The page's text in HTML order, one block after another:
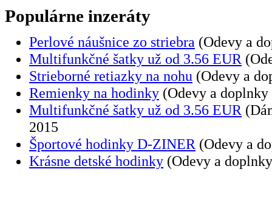
Populárne inzeráty
Perlové náušnice zo striebra (Odevy a
Multifunkčné šatky už od 3.56 EUR
Strieborné retiazky na nohu (Odevy a
Remienky na hodinky (Odevy a
Multifunkčné šatky už od 3.56 EUR
2015
Športové hodinky D-ZINER (Odevy a
Krásne detské hodinky (Odevy a